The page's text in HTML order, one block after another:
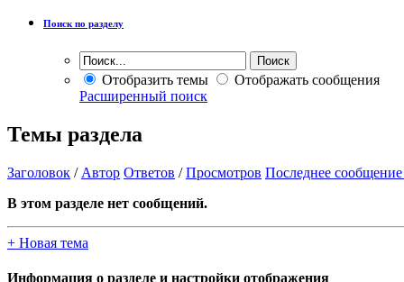
Поиск по разделу
Отобразить темы
Отображать сообщения
Расширенный поиск
Темы раздела
Заголовок / Автор Ответов /Просмотров Последнее сообщение
В этом разделе нет сообщений.
+ Новая тема
Информация о разделе и настройки отображения